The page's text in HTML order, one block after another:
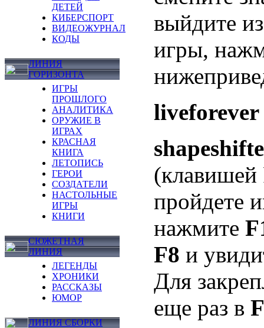
ДЕТЕЙ
КИБЕРСПОРТ
ВИДЕОЖУРНАЛ
КОДЫ
ЛИНИЯ
ГОРИЗОНТА
ИГРЫ
ПРОШЛОГО
АНАЛИТИКА
ОРУЖИЕ В
ИГРАХ
КРАСНАЯ
КНИГА
ЛЕТОПИСЬ
ГЕРОИ
СОЗДАТЕЛИ
НАСТОЛЬНЫЕ
ИГРЫ
КНИГИ
СЮЖЕТНАЯ
ЛИНИЯ
ЛЕГЕНДЫ
ХРОНИКИ
РАССКАЗЫ
ЮМОР
ЛИНИЯ СБОРКИ
выйдите
игры,
(клавишей
пройдете
нажмите
F8 и
Для
еще раз в